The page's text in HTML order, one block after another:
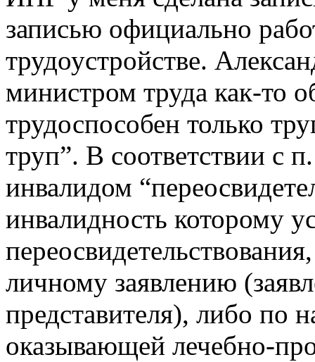
записью официально
трудоустройстве.
министром труда как-то
трудоспособен только
труп”. В соответствии с
инвалидом
инвалидность которому
личному заявлению
представителя), либо по
оказывающей лечебно-